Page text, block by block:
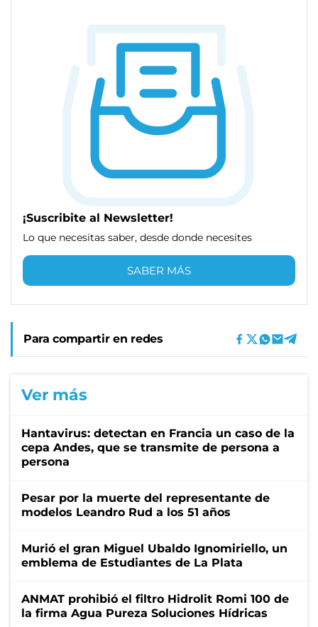
¡Suscribite al Newsletter!
Lo que necesitas saber, desde donde necesites
SABER MÁS
Para compartir en redes
Ver más
Hantavirus: detectan en Francia un caso de la
cepa Andes, que se transmite de persona a
persona
Pesar por la muerte del representante de
modelos Leandro Rud a los 51 años
Murió el gran Miguel Ubaldo Ignomiriello, un
emblema de Estudiantes de La Plata
ANMAT prohibió el filtro Hidrolit Romi 100 de
la firma Agua Pureza Soluciones Hídricas